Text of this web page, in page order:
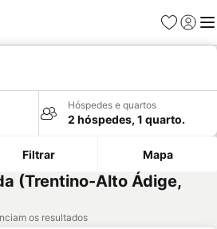
Favoritos
Iniciar
Hóspedes e quartos
2 hóspedes, 1 quarto.
Filtrar Mapa
(Trentino-Alto Ádige,
os resultados